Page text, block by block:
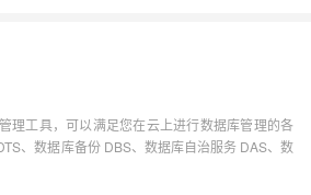
理工具，可以满足您在云上进行数据库管理的各
、数据库备份 DBS、数据库自治服务 DAS、数